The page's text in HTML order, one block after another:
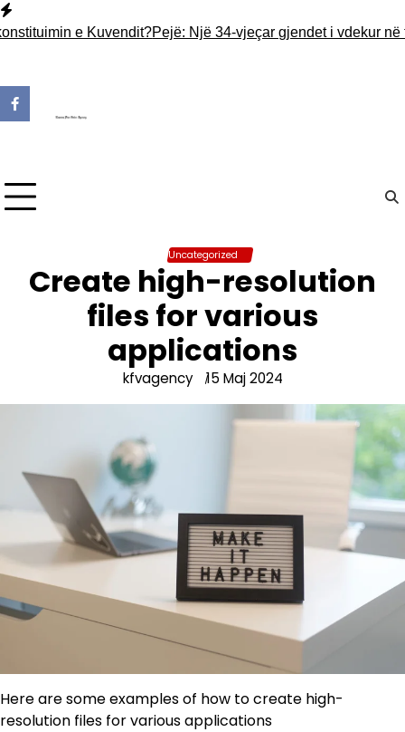
Skip
to
e Kuvendit?Pejë: Një 34-vjeçar gjendet i vdekur në
Uncategorized
Create high-resolution
files for various
applications
kfvagency 15 Maj 2024
Here are some examples of how to create high-
resolution files for various applications